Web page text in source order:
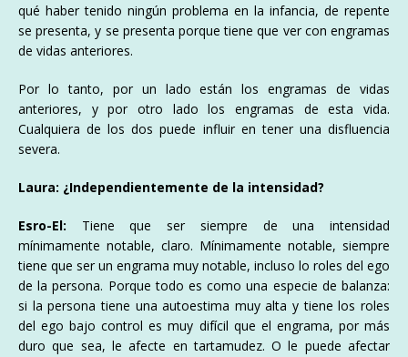
qué haber tenido ningún problema en la infancia, de repente
se presenta, y se presenta porque tiene que ver con engramas
de vidas anteriores.
Por lo tanto, por un lado están los engramas de vidas
anteriores, y por otro lado los engramas de esta vida.
Cualquiera de los dos puede influir en tener una disfluencia
severa.
Laura: ¿Independientemente de la intensidad?
Esro-El: Tiene que ser siempre de una intensidad
mínimamente notable, claro. Mínimamente notable, siempre
tiene que ser un engrama muy notable, incluso lo roles del ego
de la persona. Porque todo es como una especie de balanza:
si la persona tiene una autoestima muy alta y tiene los roles
del ego bajo control es muy difícil que el engrama, por más
duro que sea, le afecte en tartamudez. O le puede afectar